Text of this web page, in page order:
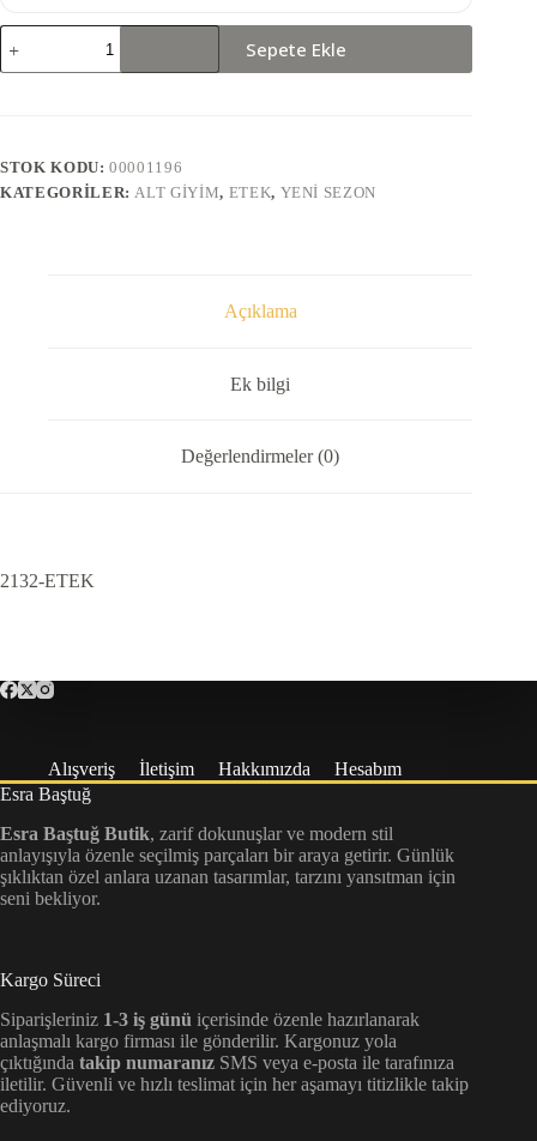
2132-
ETEK
adet
Sepete Ekle
STOK KODU:00001196
KATEGORILER:ALT GIYIM, ETEK, YENI SEZON
Açıklama
Ek bilgi
Değerlendirmeler (0)
2132-ETEK
Alışveriş İletişim Hakkımızda
Hesabım
Esra Baştuğ
Esra Baştuğ Butik, zarif dokunuşlar ve modern stil
anlayışıyla özenle seçilmiş parçaları bir araya getirir. Günlük
şıklıktan özel anlara uzanan tasarımlar, tarzını yansıtman için
seni bekliyor.
Kargo Süreci
Siparişleriniz 1-3 iş günü içerisinde özenle hazırlanarak
anlaşmalı kargo firması ile gönderilir. Kargonuz yola
çıktığında takip numaranız SMS veya e-posta ile tarafınıza
iletilir. Güvenli ve hızlı teslimat için her aşamayı titizlikle takip
ediyoruz.